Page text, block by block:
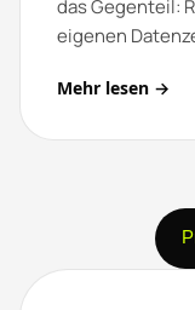
das Gegenteil:
eigenen
Mehr lesen →